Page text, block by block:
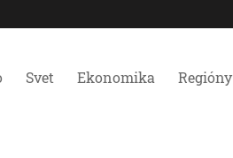
Svet Ekonomika Regióny